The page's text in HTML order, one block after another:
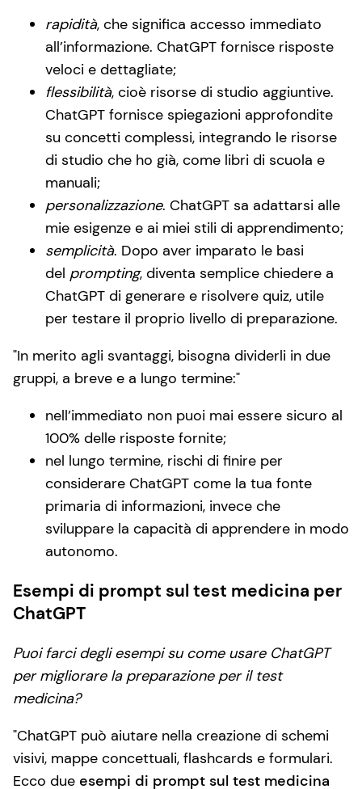
rapidità, che significa accesso immediato
all’informazione. ChatGPT fornisce risposte
veloci e dettagliate;
flessibilità, cioè risorse di studio aggiuntive.
ChatGPT fornisce spiegazioni approfondite
su concetti complessi, integrando le risorse
di studio che ho già, come libri di scuola e
manuali;
personalizzazione. ChatGPT sa adattarsi alle
mie esigenze e ai miei stili di apprendimento;
semplicità. Dopo aver imparato le basi
del prompting, diventa semplice chiedere a
ChatGPT di generare e risolvere quiz, utile
per testare il proprio livello di preparazione.
In merito agli svantaggi, bisogna dividerli in due
gruppi, a breve e a lungo termine:
nell’immediato non puoi mai essere sicuro al
100% delle risposte fornite;
nel lungo termine, rischi di finire per
considerare ChatGPT come la tua fonte
primaria di informazioni, invece che
sviluppare la capacità di apprendere in modo
autonomo.
Esempi di prompt sul test medicina per
ChatGPT
Puoi farci degli esempi su come usare ChatGPT
per migliorare la preparazione per il test
medicina?
ChatGPT può aiutare nella creazione di schemi
visivi, mappe concettuali, flashcards e formulari.
Ecco due esempi di prompt sul test medicina